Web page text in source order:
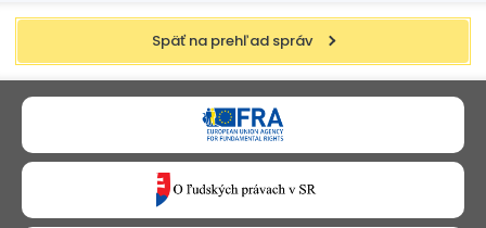
Späť na prehľad správ